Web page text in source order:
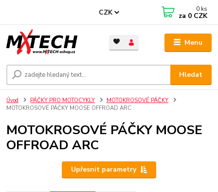
Menu
CZK
Hledat
0 ks
za 0 CZK
Úvod PÁČKY PRO MOTOCYKLY
MOTOKROSOVÉ PÁČKY
MOTOKROSOVÉ PÁČKY MOOSE OFFROAD ARC
MOTOKROSOVÉ PÁČKY MOOSE
OFFROAD ARC
Upřesnit parametry